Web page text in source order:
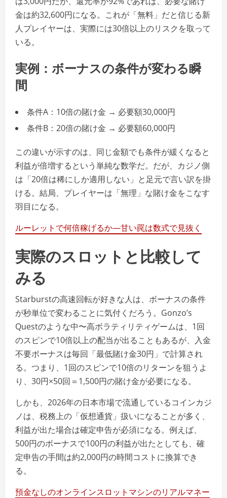
金は約32,600円になる。これが「無料」だと信じる新
人プレイヤーは、実際には30倍以上のリスクを取って
いる。
実例：ボーナスの条件が変わる瞬
間
条件A：10倍の賭け金 → 必要額30,000円
条件B：20倍の賭け金 → 必要額60,000円
この違いが示すのは、同じ金額でも条件が緩くなると
利益が倍増するという単純な数学だ。だが、カジノ側
は「20倍は稀にしか適用しない」と足元で言い訳を掛
ける。結局、プレイヤーは「無理」な賭け金をこなす
羽目になる。
ルーレットで何倍稼げるか—甘い罠は数式で見抜く
実際のスロットと比較して
みる
Starburstの高速回転が好きな人は、ボーナスの条件
が秒単位で変わることに気付くだろう。Gonzo’s
Questのような中〜高ボラティリティゲームは、1回
のスピンで10倍以上の配当が出ることもあるが、入金
不要ボーナスは毎回「最低賭け金30円」で計算され
る。つまり、1回のスピンで10倍のリターンを狙うよ
り、30円×50回＝1,500円の賭け金が必要になる。
しかも、2026年の日本市場で流通しているコインカジ
ノは、税務上の「仮想通貨」扱いになることが多く、
利益が出た場合は確定申告が必須になる。例えば、
500円のボーナスで100円の利益が出たとしても、確
定申告の手間は約2,000円の時間コストに換算でき
る。
預金なしのオンラインスロットマシンのリアルマネー